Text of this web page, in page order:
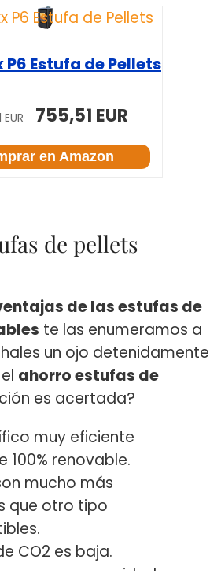
P6 Estufa de Pellets
755,51 EUR
en Amazon
de pellets
de las estufas de
te las enumeramos a
un ojo detenidamente
ahorro estufas de
es acertada?
muy eficiente
100% renovable.
mucho más
que otro tipo
CO2 es baja.